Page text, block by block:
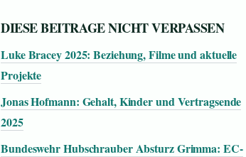
DIESE BEITRAGE NICHT VERPASSEN
Luke Bracey 2025: Beziehung, Filme und aktuelle
Projekte
Jonas Hofmann: Gehalt, Kinder und Vertragsende
2025
Bundeswehr Hubschrauber Absturz Grimma: EC-